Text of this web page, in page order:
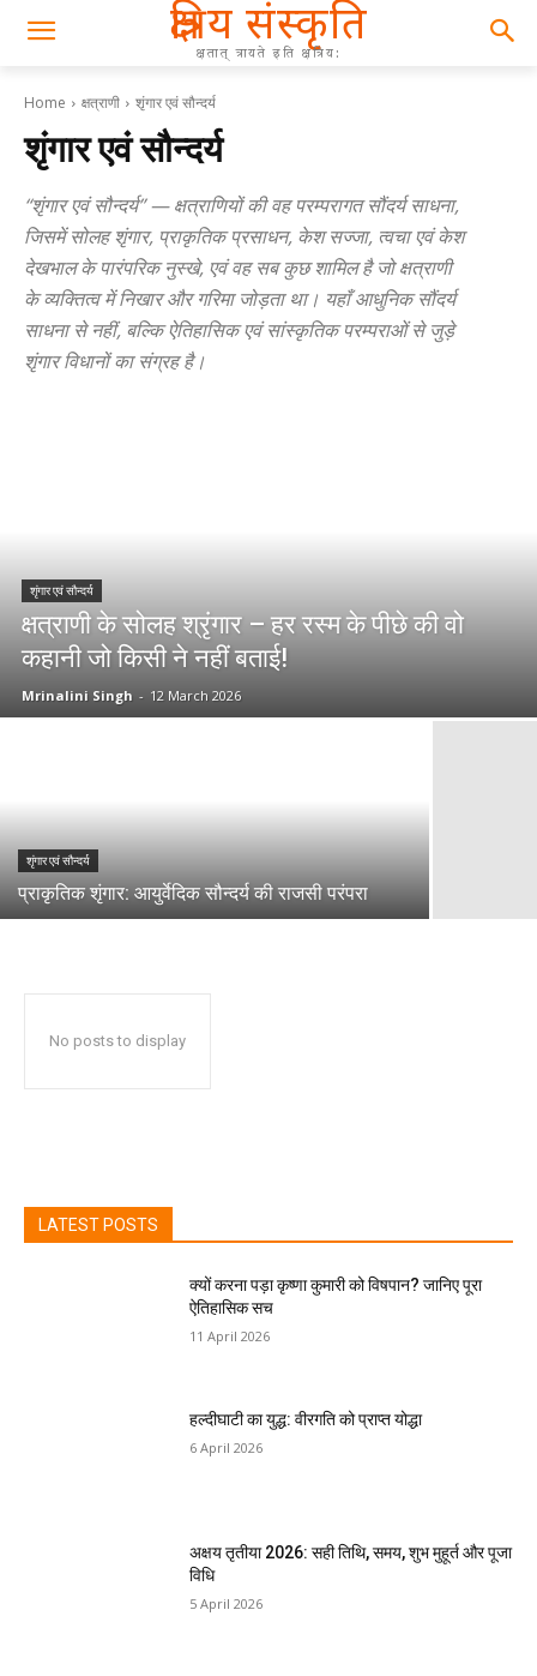
क्षत्रिय संस्कृति
क्षतात् त्रायते इति क्षत्रिय:
Home क्षत्राणी शृंगार एवं सौन्दर्य
शृंगार एवं सौन्दर्य
“शृंगार एवं सौन्दर्य” — क्षत्राणियों की वह परम्परागत सौंदर्य साधना,
जिसमें सोलह शृंगार, प्राकृतिक प्रसाधन, केश सज्जा, त्वचा एवं केश
देखभाल के पारंपरिक नुस्खे, एवं वह सब कुछ शामिल है जो क्षत्राणी
के व्यक्तित्व में निखार और गरिमा जोड़ता था। यहाँ आधुनिक सौंदर्य
साधना से नहीं, बल्कि ऐतिहासिक एवं सांस्कृतिक परम्पराओं से जुड़े
शृंगार विधानों का संग्रह है।
शृंगार एवं सौन्दर्य
क्षत्राणी के सोलह श्रृंगार – हर रस्म के पीछे की वो
कहानी जो किसी ने नहीं बताई!
Mrinalini Singh - 12 March 2026
शृंगार एवं सौन्दर्य
प्राकृतिक शृंगार: आयुर्वेदिक सौन्दर्य की राजसी परंपरा
No posts to display
LATEST POSTS
क्यों करना पड़ा कृष्णा कुमारी को विषपान? जानिए पूरा
ऐतिहासिक सच
11 April 2026
हल्दीघाटी का युद्ध: वीरगति को प्राप्त योद्धा
6 April 2026
अक्षय तृतीया 2026: सही तिथि, समय, शुभ मुहूर्त और पूजा
विधि
5 April 2026